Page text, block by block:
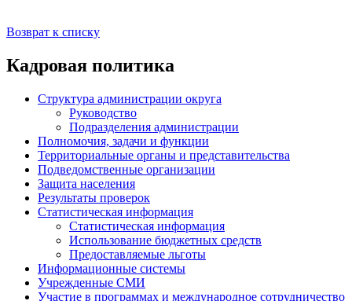
Возврат к списку
Кадровая политика
Структура администрации округа
Руководство
Подразделения администрации
Полномочия, задачи и функции
Территориальные органы и представительства
Подведомственные организации
Защита населения
Результаты проверок
Статистическая информация
Статистическая информация
Использование бюджетных средств
Предоставляемые льготы
Информационные системы
Учрежденные СМИ
Участие в программах и международное сотрудничество